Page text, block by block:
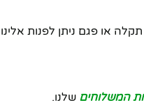
או פגם ניתן לפנות
המשלוחים שלנו.